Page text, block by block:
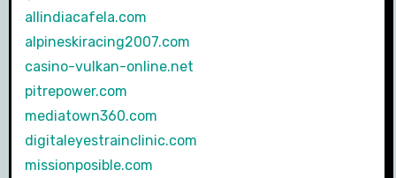
allindiacafela.com
alpineskiracing2007.com
casino-vulkan-online.net
pitrepower.com
mediatown360.com
digitaleyestrainclinic.com
missionposible.com